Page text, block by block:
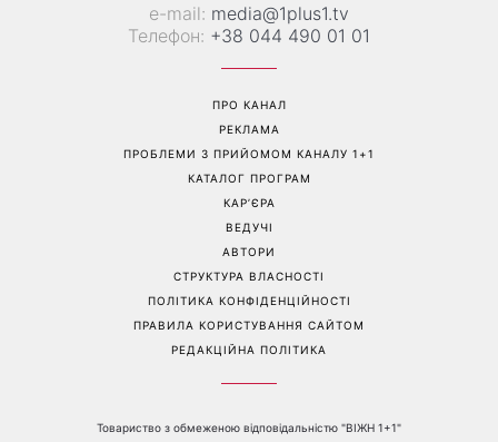
е-mail: media@1plus1.tv
Телефон: +38 044 490 01 01
ПРО КАНАЛ
РЕКЛАМА
ПРОБЛЕМИ З ПРИЙОМОМ КАНАЛУ 1+1
КАТАЛОГ ПРОГРАМ
КАР’ЄРА
ВЕДУЧІ
АВТОРИ
СТРУКТУРА ВЛАСНОСТІ
ПОЛІТИКА КОНФІДЕНЦІЙНОСТІ
ПРАВИЛА КОРИСТУВАННЯ САЙТОМ
РЕДАКЦІЙНА ПОЛІТИКА
Товариство з обмеженою відповідальністю "ВІЖН 1+1"